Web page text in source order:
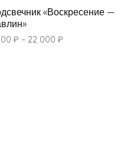
«Воскресение —
₽ – 22 000 ₽